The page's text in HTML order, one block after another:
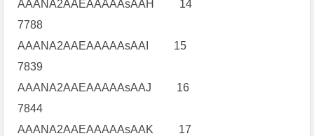
AAANA2AAEAAAAAsAAH 14
7788
AAANA2AAEAAAAAsAAI 15
7839
AAANA2AAEAAAAAsAAJ 16
7844
AAANA2AAEAAAAAsAAK 17